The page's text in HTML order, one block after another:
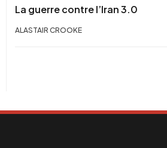
La guerre contre l’Iran 3.0
ALASTAIR CROOKE